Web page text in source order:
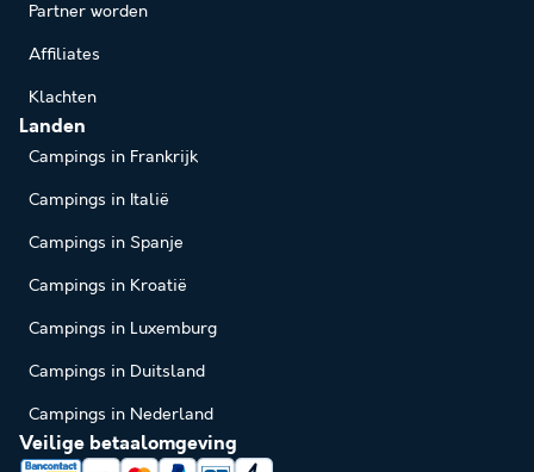
Partner worden
Affiliates
Klachten
Landen
Campings in Frankrijk
Campings in Italië
Campings in Spanje
Campings in Kroatië
Campings in Luxemburg
Campings in Duitsland
Campings in Nederland
Veilige betaalomgeving